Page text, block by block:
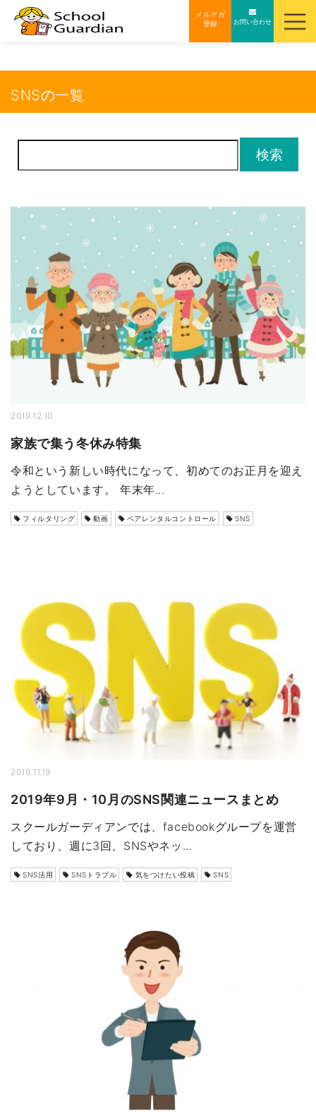
メルマガ
登録 お問い合わせ
SNSの一覧
2019.12.10
家族で集う冬休み特集
令和という新しい時代になって、初めてのお正月を迎え
ようとしています。 年末年...
フィルタリング 動画 ペアレンタルコントロール SNS
2019.11.19
2019年9月・10月のSNS関連ニュースまとめ
スクールガーディアンでは、facebookグループを運営
しており、週に3回、SNSやネッ...
SNS活用 SNSトラブル 気をつけたい投稿 SNS